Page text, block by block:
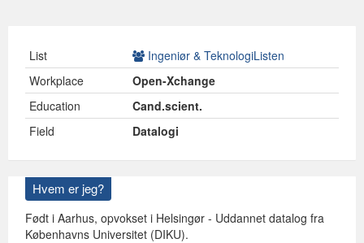
List
Ingeniør & TeknologiListen
Workplace
Open-Xchange
Education
Cand.scient.
Field
Datalogi
Hvem er jeg?
Født i Aarhus, opvokset i Helsingør - Uddannet datalog fra
Københavns Universitet (DIKU).